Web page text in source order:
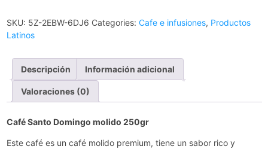
SKU: 5Z-2EBW-6DJ6 Categories: Cafe e infusiones, Productos
Latinos
Descripción Información adicional
Valoraciones (0)
Café Santo Domingo molido 250gr
Este café es un café molido premium, tiene un sabor rico y